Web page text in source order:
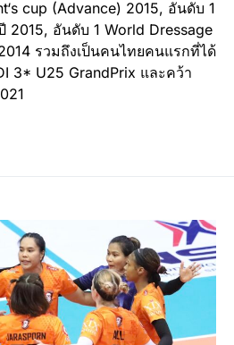
cup (Advance) 2015, อันดับ 1
2015, อันดับ 1 World Dressage
รวมถึงเป็นคนไทยคนแรกที่ได้
3* U25 GrandPrix และคว้า